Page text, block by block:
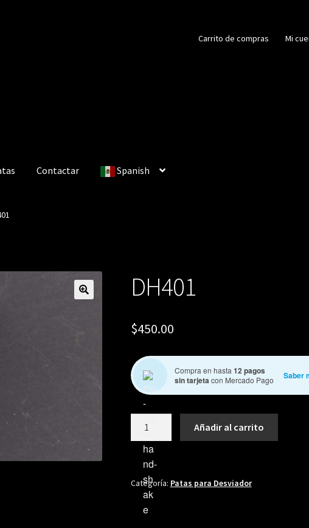
Carrito de compras Mi
Contactar Spanish
DH401
$450.00
Compra en hasta12 pagos
sin tarjetacon Mercado Pago Saber
Añadir al carrito
Categoría: Patas para Desviador